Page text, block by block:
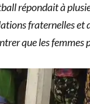
répondait à
fraternelles
que les femmes